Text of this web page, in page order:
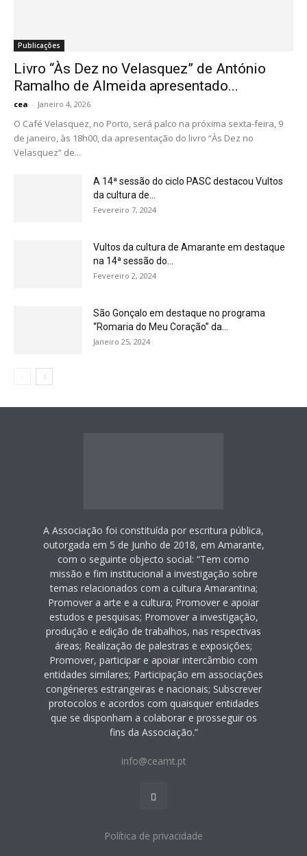
Publicações
Livro “Às Dez no Velasquez” de António
Ramalho de Almeida apresentado...
cea - Janeiro 4, 2026
O Café Velasquez, no Porto, será palco na próxima sexta-feira, 9
de janeiro, às 18h00, da apresentação do livro “Às Dez no
Velasquez” de...
A 14ª sessão do ciclo PASC destacou Vultos
da cultura de...
Fevereiro 7, 2024
Vultos da cultura de Amarante em destaque
na 14ª sessão do...
Fevereiro 2, 2024
São Gonçalo em destaque no programa
“Romaria do Meu Coração” da...
Janeiro 25, 2024
A Associação foi constituída por escritura pública,
outorgada em 5 de Junho de 2018, em Amarante,
com o seguinte objecto social: “Tem como
missão e fim institucional a investigação sobre
temas relacionados com a cultura Amarantina;
Promover a arte e a cultura; Promover e apoiar
estudos e pesquisas; Promover a investigação,
produção e edição de trabalhos, nas respectivas
áreas; Realização de palestras e exposições;
Promover, participar e apoiar intercâmbio com
entidades similares; Participação em associações
congéneres estrangeiras e nacionais; Subscrever
protocolos e acordos com quaisquer entidades
que se disponham a colaborar e prosseguir os
fins da Associação.”
info@ceamt.pt
Política de privacidade